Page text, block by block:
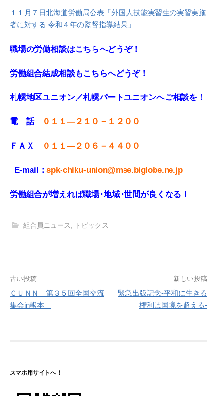
１１月７日北海道労働局公表「外国人技能実習生の実習実施
者に対する 令和４年の監督指導結果」
職場の労働相談はこちらへどうぞ！
労働組合結成相談もこちらへどうぞ！
札幌地区ユニオン／札幌パートユニオンへご相談を！
電 話 ０１１—２１０－１２００
ＦＡＸ ０１１—２０６－４４００
E-mail：spk-chiku-union@mse.biglobe.ne.jp
労働組合が増えれば職場･地域･世間が良くなる！
組合員ニュース, トピックス
投
稿
ー
古い投稿
ＣＵＮＮ 第３５回全国交流
集会in熊本
新しい投稿
緊急出版記念‐平和に生きる
権利は国境を超える‐
スマホ用サイトへ！